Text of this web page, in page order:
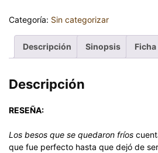
Categoría: Sin categorizar
Descripción Sinopsis
Descripción
RESEÑA:
Los besos que se quedaron fríos
que fue perfecto hasta que dejó de